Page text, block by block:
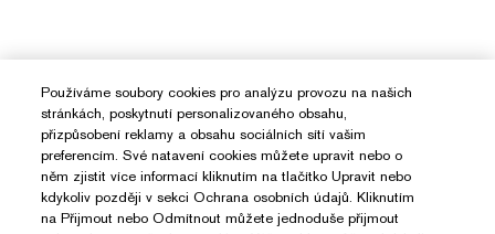
Používáme soubory cookies pro analýzu provozu na našich
stránkách, poskytnutí personalizovaného obsahu,
přizpůsobení reklamy a obsahu sociálních sítí vašim
preferencím. Své natavení cookies můžete upravit nebo o
něm zjistit více informací kliknutím na tlačítko Upravit nebo
kdykoliv později v sekci Ochrana osobních údajů. Kliknutím
na Přijmout nebo Odmítnout můžete jednoduše přijmout